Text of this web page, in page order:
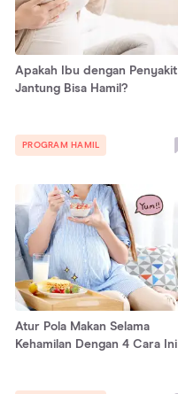
Apakah Ibu dengan Penyakit
Jantung Bisa Hamil?
PROGRAM HAMIL
Atur Pola Makan Selama
Kehamilan Dengan 4 Cara Ini